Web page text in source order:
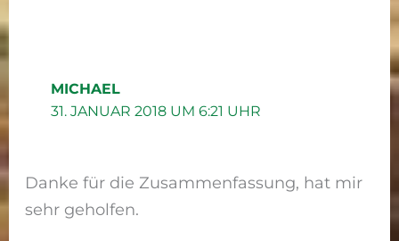
MICHAEL
31. JANUAR 2018 UM 6:21 UHR
Danke für die Zusammenfassung, hat mir
sehr geholfen.